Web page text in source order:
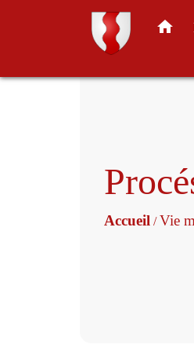
home
Accueil /Vie